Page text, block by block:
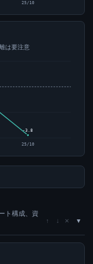
25/10
は要注意
-3.8
25/10
ト構成、資
↑ ↓ ×